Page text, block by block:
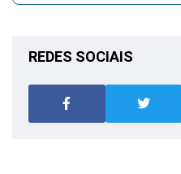
REDES SOCIAIS